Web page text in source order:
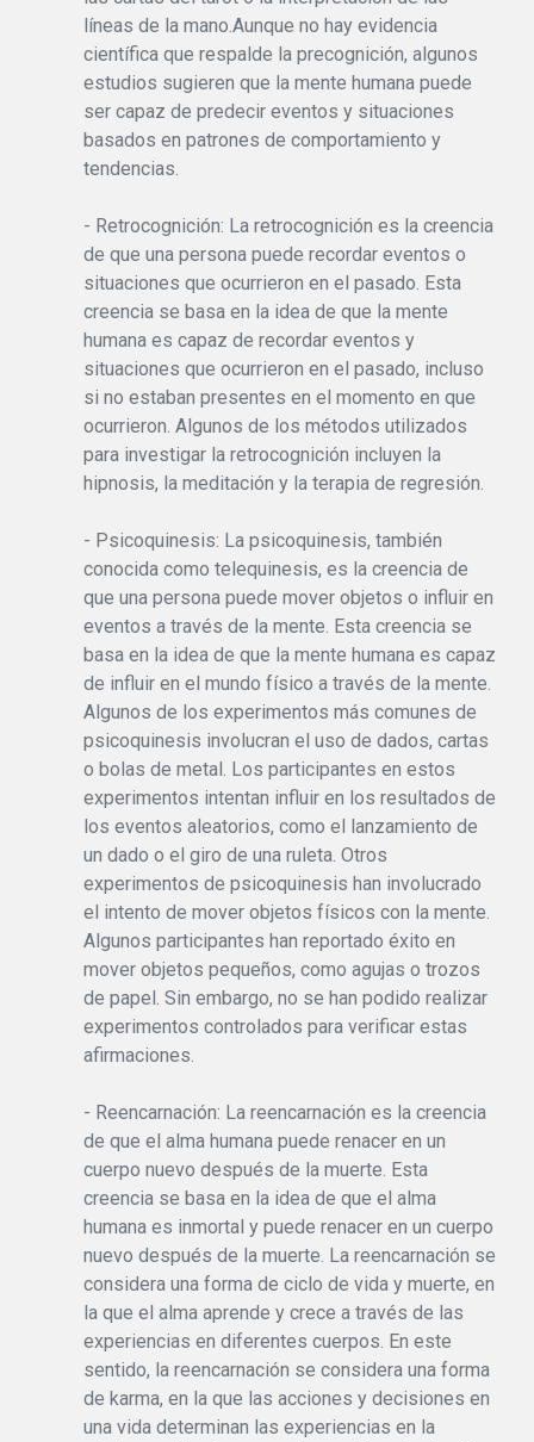
líneas de la mano.Aunque no hay evidencia
científica que respalde la precognición, algunos
estudios sugieren que la mente humana puede
ser capaz de predecir eventos y situaciones
basados en patrones de comportamiento y
tendencias.
- Retrocognición: La retrocognición es la creencia
de que una persona puede recordar eventos o
situaciones que ocurrieron en el pasado. Esta
creencia se basa en la idea de que la mente
humana es capaz de recordar eventos y
situaciones que ocurrieron en el pasado, incluso
si no estaban presentes en el momento en que
ocurrieron. Algunos de los métodos utilizados
para investigar la retrocognición incluyen la
hipnosis, la meditación y la terapia de regresión.
- Psicoquinesis: La psicoquinesis, también
conocida como telequinesis, es la creencia de
que una persona puede mover objetos o influir en
eventos a través de la mente. Esta creencia se
basa en la idea de que la mente humana es capaz
de influir en el mundo físico a través de la mente.
Algunos de los experimentos más comunes de
psicoquinesis involucran el uso de dados, cartas
o bolas de metal. Los participantes en estos
experimentos intentan influir en los resultados de
los eventos aleatorios, como el lanzamiento de
un dado o el giro de una ruleta. Otros
experimentos de psicoquinesis han involucrado
el intento de mover objetos físicos con la mente.
Algunos participantes han reportado éxito en
mover objetos pequeños, como agujas o trozos
de papel. Sin embargo, no se han podido realizar
experimentos controlados para verificar estas
afirmaciones.
- Reencarnación: La reencarnación es la creencia
de que el alma humana puede renacer en un
cuerpo nuevo después de la muerte. Esta
creencia se basa en la idea de que el alma
humana es inmortal y puede renacer en un cuerpo
nuevo después de la muerte. La reencarnación se
considera una forma de ciclo de vida y muerte, en
la que el alma aprende y crece a través de las
experiencias en diferentes cuerpos. En este
sentido, la reencarnación se considera una forma
de karma, en la que las acciones y decisiones en
una vida determinan las experiencias en la